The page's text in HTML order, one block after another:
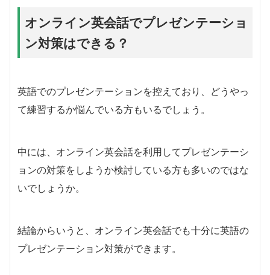
オンライン英会話でプレゼンテーショ
ン対策はできる？
英語でのプレゼンテーションを控えており、どうやっ
て練習するか悩んでいる方もいるでしょう。
中には、オンライン英会話を利用してプレゼンテーシ
ョンの対策をしようか検討している方も多いのではな
いでしょうか。
結論からいうと、オンライン英会話でも十分に英語の
プレゼンテーション対策ができます。